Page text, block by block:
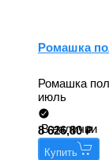
Ромашка
Ромашка
июль
В наличии
8 626,80
Купить